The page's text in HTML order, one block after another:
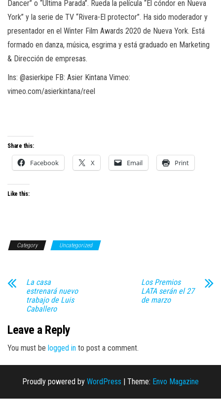
Dancer” o “Última Parada”. Rueda la película “El cóndor en Nueva
York” y la serie de TV “Rivera-El protector”. Ha sido moderador y
presentador en el Winter Film Awards 2020 de Nueva York. Está
formado en danza, música, esgrima y está graduado en Marketing
& Dirección de empresas.
Ins: @asierkipe FB: Asier Kintana Vimeo:
vimeo.com/asierkintana/reel
Share this:
Facebook X Email Print
Like this:
Category Uncategorized
La casa
estrenará nuevo
trabajo de Luis
Caballero
Los Premios
LATA serán el 27
de marzo
Leave a Reply
You must be logged in to post a comment.
Proudly powered by WordPress | Theme: Envo Magazine